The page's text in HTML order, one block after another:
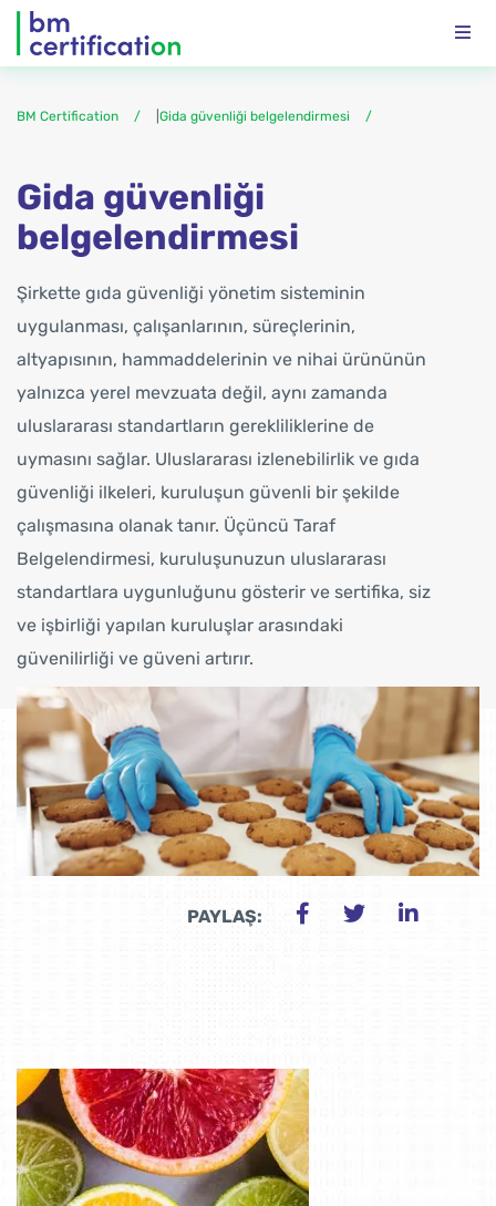
BM Certification Gida güvenliği belgelendirmesi
Gida güvenliği
belgelendirmesi
Şirkette gıda güvenliği yönetim sisteminin
uygulanması, çalışanlarının, süreçlerinin,
altyapısının, hammaddelerinin ve nihai ürününün
yalnızca yerel mevzuata değil, aynı zamanda
uluslararası standartların gerekliliklerine de
uymasını sağlar. Uluslararası izlenebilirlik ve gıda
güvenliği ilkeleri, kuruluşun güvenli bir şekilde
çalışmasına olanak tanır. Üçüncü Taraf
Belgelendirmesi, kuruluşunuzun uluslararası
standartlara uygunluğunu gösterir ve sertifika, siz
ve işbirliği yapılan kuruluşlar arasındaki
güvenilirliği ve güveni artırır.
PAYLAŞ: